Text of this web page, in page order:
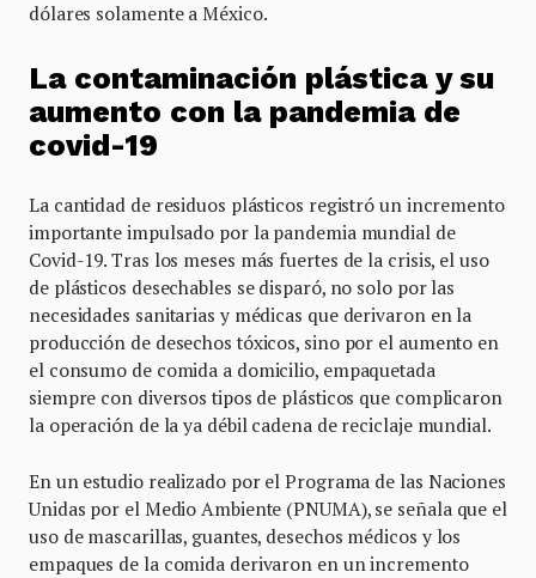
dólares solamente a México.
La contaminación plástica y su
aumento con la pandemia de
covid-19
La cantidad de residuos plásticos registró un incremento
importante impulsado por la pandemia mundial de
Covid-19. Tras los meses más fuertes de la crisis, el uso
de plásticos desechables se disparó, no solo por las
necesidades sanitarias y médicas que derivaron en la
producción de desechos tóxicos, sino por el aumento en
el consumo de comida a domicilio, empaquetada
siempre con diversos tipos de plásticos que complicaron
la operación de la ya débil cadena de reciclaje mundial.
En un estudio realizado por el Programa de las Naciones
Unidas por el Medio Ambiente (PNUMA), se señala que el
uso de mascarillas, guantes, desechos médicos y los
empaques de la comida derivaron en un incremento